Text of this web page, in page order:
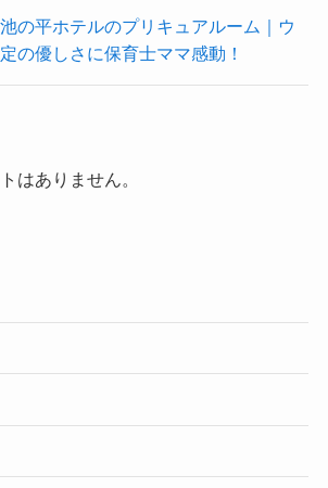
の平ホテルのプリキュアルーム｜ウ
の優しさに保育士ママ感動！
はありません。